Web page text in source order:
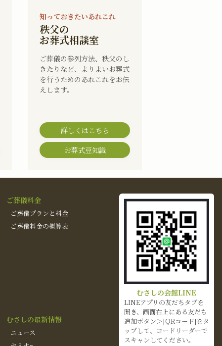
知っておきたいあれこれ
秩父の
お葬式相談室
ご葬儀の参列方法、秩父のし
きたりなど、よりよいお葬式
を行うためのあれこれをお伝
えします。
詳しくはこちら
お葬式豆知識
ご葬儀料金
ご葬儀プランと料金
ご葬儀料金の概算表
むさしの最新情報
ニュース
むさしの会館LINE
LINEアプリの友だちタブを
開き、画面右上にある友だち
追加ボタン＞[QRコード]をタ
ップして、コードリーダーで
スキャンしてください。